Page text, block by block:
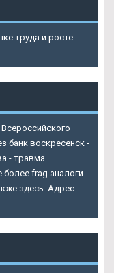
труда и росте
банк воскресенск -
- травма
более frag аналоги
здесь. Адрес